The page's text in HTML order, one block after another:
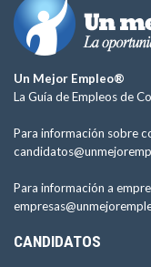
Un Mejor Empleo®
La Guía de Empleos de
Para información sobre
Para información a
CANDIDATOS